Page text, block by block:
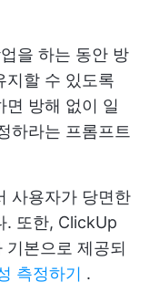
을 하는 동안 방
지할 수 있도록
면 방해 없이 일
하라는 프롬프트
사용자가 당면한
. 또한, ClickUp
본으로 제공되
측정하기 .